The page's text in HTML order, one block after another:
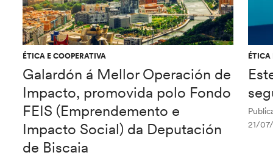
ÉTICA E COOPERATIVA
Galardón á Mellor Operación de
Impacto, promovida polo Fondo
FEIS (Emprendemento e
Impacto Social) da Deputación
de Biscaia
ÉTICA
21/